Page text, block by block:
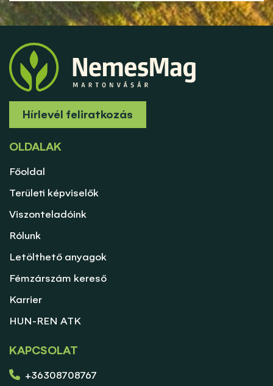
Hírlevél feliratkozás
OLDALAK
Főoldal
Területi képviselők
Viszonteladóink
Rólunk
Letölthető anyagok
Fémzárszám kereső
Karrier
HUN-REN ATK
KAPCSOLAT
+36308708767